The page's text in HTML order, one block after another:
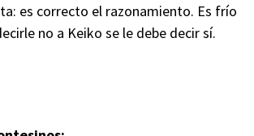
es correcto el razonamiento. Es frío
no a Keiko se le debe decir sí.